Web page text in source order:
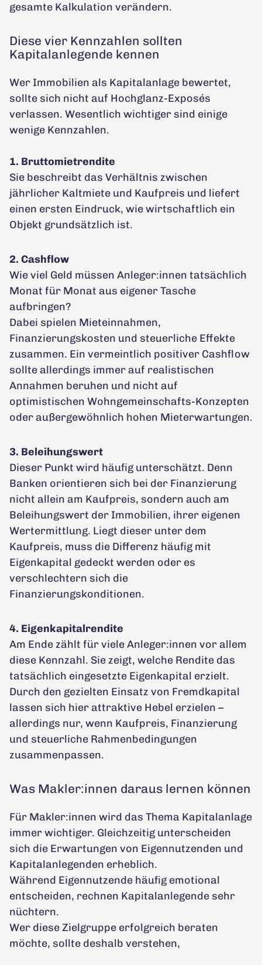
gesamte Kalkulation verändern.
Diese vier Kennzahlen sollten
Kapitalanlegende kennen
Wer Immobilien als Kapitalanlage bewertet,
sollte sich nicht auf Hochglanz-Exposés
verlassen. Wesentlich wichtiger sind einige
wenige Kennzahlen.
1. Bruttomietrendite
Sie beschreibt das Verhältnis zwischen
jährlicher Kaltmiete und Kaufpreis und liefert
einen ersten Eindruck, wie wirtschaftlich ein
Objekt grundsätzlich ist.
2. Cashflow
Wie viel Geld müssen Anleger:innen tatsächlich
Monat für Monat aus eigener Tasche
aufbringen?
Dabei spielen Mieteinnahmen,
Finanzierungskosten und steuerliche Effekte
zusammen. Ein vermeintlich positiver Cashflow
sollte allerdings immer auf realistischen
Annahmen beruhen und nicht auf
optimistischen Wohngemeinschafts-Konzepten
oder außergewöhnlich hohen Mieterwartungen.
3. Beleihungswert
Dieser Punkt wird häufig unterschätzt. Denn
Banken orientieren sich bei der Finanzierung
nicht allein am Kaufpreis, sondern auch am
Beleihungswert der Immobilien, ihrer eigenen
Wertermittlung. Liegt dieser unter dem
Kaufpreis, muss die Differenz häufig mit
Eigenkapital gedeckt werden oder es
verschlechtern sich die
Finanzierungskonditionen.
4. Eigenkapitalrendite
Am Ende zählt für viele Anleger:innen vor allem
diese Kennzahl. Sie zeigt, welche Rendite das
tatsächlich eingesetzte Eigenkapital erzielt.
Durch den gezielten Einsatz von Fremdkapital
lassen sich hier attraktive Hebel erzielen –
allerdings nur, wenn Kaufpreis, Finanzierung
und steuerliche Rahmenbedingungen
zusammenpassen.
Was Makler:innen daraus lernen können
Für Makler:innen wird das Thema Kapitalanlage
immer wichtiger. Gleichzeitig unterscheiden
sich die Erwartungen von Eigennutzenden und
Kapitalanlegenden erheblich.
Während Eigennutzende häufig emotional
entscheiden, rechnen Kapitalanlegende sehr
nüchtern.
Wer diese Zielgruppe erfolgreich beraten
möchte, sollte deshalb verstehen,